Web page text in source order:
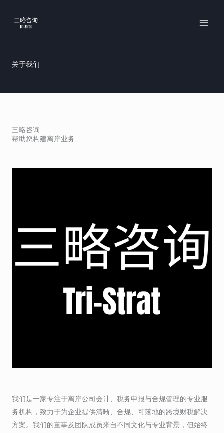
容
关于我们
三略咨询
帮助您构建离岸业务
我们是一家专注于离岸公司会计、税务申报与合规管理的专业服
务机构，致力于为企业提供清晰、合规、可落地的跨境财税解决
方案。我们的董事及团队成员来自不同文化与专业背景，但始终